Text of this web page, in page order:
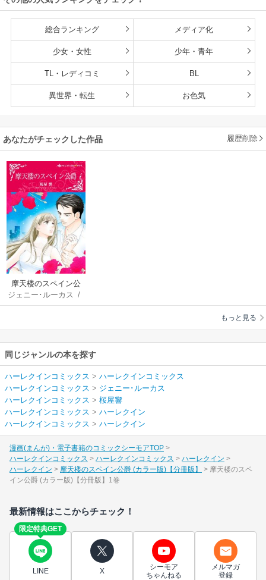
総合ランキング メディア化
少女・女性 少年・青年
TL・レディコミ BL
異世界・転生 お色気
あなたがチェックした作品 履歴削除
摩天楼のスペイン公
爵 (カラー版)【分冊
版】
ジェニー･ルーカス /
桜屋響
もっと見る
同じジャンルの本を探す
ハーレクインコミックス > ハーレクインコミックス
ハーレクインコミックス > ジェニー･ルーカス
ハーレクインコミックス > 桜屋響
ハーレクインコミックス > ハーレクイン
ハーレクインコミックス > ハーレクイン
漫画(まんが)・電子書籍のコミックシーモアTOP
ハーレクインコミックス
ハーレクインコミックス
ハーレクイン
ハーレクイン
摩天楼のスペイン公爵 (カラー版)【分冊版】
摩天楼のスペ
イン公爵 (カラー版)【分冊版】1巻
最新情報はここからチェック！
限定特典GET
LINE X
シーモア
ちゃんねる
メルマガ
登録